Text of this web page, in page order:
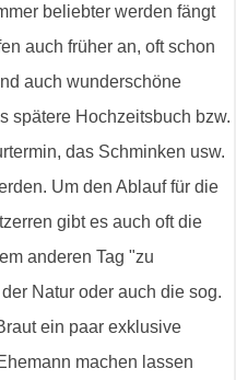
beliebter werden fängt
auch früher an, oft schon
auch wunderschöne
spätere Hochzeitsbuch bzw.
das Schminken usw.
Um den Ablauf für die
gibt es auch oft die
anderen Tag "zu
Natur oder auch die sog.
ein paar exklusive
machen lassen